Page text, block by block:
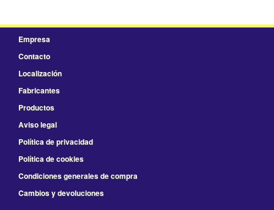
Empresa
Contacto
Localización
Fabricantes
Productos
Aviso legal
Política de privacidad
Política de cookies
Condiciones generales de compra
Cambios y devoluciones